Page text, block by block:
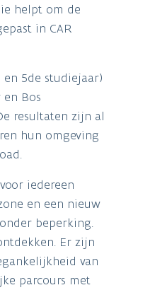
helpt om de
in CAR
en 5de studiejaar)
Bos
resultaten zijn al
hun omgeving
iedereen
en een nieuw
beperking.
Er zijn
van
parcours met